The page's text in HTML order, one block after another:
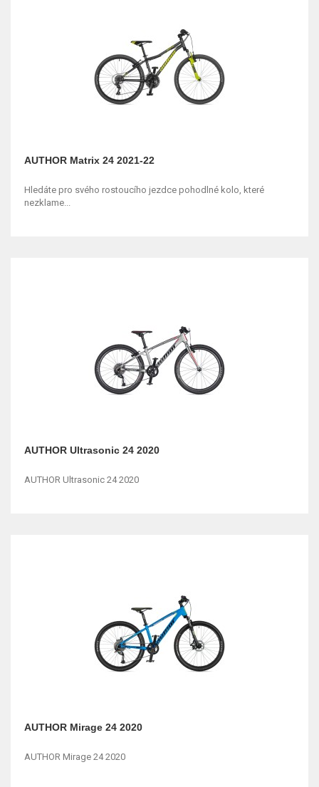
AUTHOR Matrix 24 2021-22
Hledáte pro svého rostoucího jezdce pohodlné kolo, které
nezklame...
AUTHOR Ultrasonic 24 2020
AUTHOR Ultrasonic 24 2020
AUTHOR Mirage 24 2020
AUTHOR Mirage 24 2020